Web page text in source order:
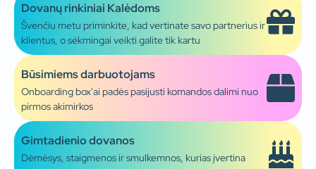
Dovanų rinkiniai Kalėdoms
Švenčiu metu priminkite, kad vertinate savo partnerius ir
klientus, o sėkmingai veikti galite tik kartu
Būsimiems darbuotojams
Onboarding box'ai padės pasijusti komandos dalimi nuo
pirmos akimirkos
Gimtadienio dovanos
Dėmėsys, staigmenos ir smulkemnos, kurias įvertina